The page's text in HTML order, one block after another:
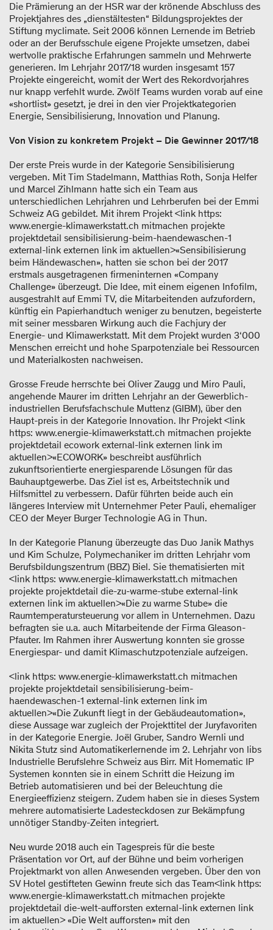
Die Prämierung an der HSR war der krönende Abschluss des
Projektjahres des „dienstältesten“ Bildungsprojektes der
Stiftung myclimate. Seit 2006 können Lernende im Betrieb
oder an der Berufsschule eigene Projekte umsetzen, dabei
wertvolle praktische Erfahrungen sammeln und Mehrwerte
generieren. Im Lehrjahr 2017/18 wurden insgesamt 157
Projekte eingereicht, womit der Wert des Rekordvorjahres
nur knapp verfehlt wurde. Zwölf Teams wurden vorab auf eine
«shortlist» gesetzt, je drei in den vier Projektkategorien
Energie, Sensibilisierung, Innovation und Planung.
Von Vision zu konkretem Projekt – Die Gewinner 2017/18
Der erste Preis wurde in der Kategorie Sensibilisierung
vergeben. Mit Tim Stadelmann, Matthias Roth, Sonja Helfer
und Marcel Zihlmann hatte sich ein Team aus
unterschiedlichen Lehrjahren und Lehrberufen bei der Emmi
Schweiz AG gebildet. Mit ihrem Projekt <link https:
www.energie-klimawerkstatt.ch mitmachen projekte
projektdetail sensibilisierung-beim-haendewaschen-1
external-link externen link im aktuellen>«Sensibilisierung
beim Händewaschen», hatten sie schon bei der 2017
erstmals ausgetragenen firmeninternen «Company
Challenge» überzeugt. Die Idee, mit einem eigenen Infofilm,
ausgestrahlt auf Emmi TV, die Mitarbeitenden aufzufordern,
künftig ein Papierhandtuch weniger zu benutzen, begeisterte
mit seiner messbaren Wirkung auch die Fachjury der
Energie- und Klimawerkstatt. Mit dem Projekt wurden 3‘000
Menschen erreicht und hohe Sparpotenziale bei Ressourcen
und Materialkosten nachweisen.
Grosse Freude herrschte bei Oliver Zaugg und Miro Pauli,
angehende Maurer im dritten Lehrjahr an der Gewerblich-
industriellen Berufsfachschule Muttenz (GIBM), über den
Haupt-preis in der Kategorie Innovation. Ihr Projekt <link
https: www.energie-klimawerkstatt.ch mitmachen projekte
projektdetail ecowork external-link externen link im
aktuellen>«ECOWORK» beschreibt ausführlich
zukunftsorientierte energiesparende Lösungen für das
Bauhauptgewerbe. Das Ziel ist es, Arbeitstechnik und
Hilfsmittel zu verbessern. Dafür führten beide auch ein
längeres Interview mit Unternehmer Peter Pauli, ehemaliger
CEO der Meyer Burger Technologie AG in Thun.
In der Kategorie Planung überzeugte das Duo Janik Mathys
und Kim Schulze, Polymechaniker im dritten Lehrjahr vom
Berufsbildungszentrum (BBZ) Biel. Sie thematisierten mit
<link https: www.energie-klimawerkstatt.ch mitmachen
projekte projektdetail die-zu-warme-stube external-link
externen link im aktuellen>«Die zu warme Stube» die
Raumtemperatursteuerung vor allem in Unternehmen. Dazu
befragten sie u.a. auch Mitarbeitende der Firma Gleason-
Pfauter. Im Rahmen ihrer Auswertung konnten sie grosse
Energiespar- und damit Klimaschutzpotenziale aufzeigen.
<link https: www.energie-klimawerkstatt.ch mitmachen
projekte projektdetail sensibilisierung-beim-
haendewaschen-1 external-link externen link im
aktuellen>«Die Zukunft liegt in der Gebäudeautomation»,
diese Aussage war zugleich der Projekttitel der Juryfavoriten
in der Kategorie Energie. Joël Gruber, Sandro Wernli und
Nikita Stutz sind Automatikerlernende im 2. Lehrjahr von libs
Industrielle Berufslehre Schweiz aus Birr. Mit Homematic IP
Systemen konnten sie in einem Schritt die Heizung im
Betrieb automatisieren und bei der Beleuchtung die
Energieeffizienz steigern. Zudem haben sie in dieses System
mehrere automatisierte Ladesteckdosen zur Bekämpfung
unnötiger Standby-Zeiten integriert.
Neu wurde 2018 auch ein Tagespreis für die beste
Präsentation vor Ort, auf der Bühne und beim vorherigen
Projektmarkt von allen Anwesenden vergeben. Über den von
SV Hotel gestifteten Gewinn freute sich das Team<link https:
www.energie-klimawerkstatt.ch mitmachen projekte
projektdetail die-welt-aufforsten external-link externen link
im aktuellen> «Die Welt aufforsten» mit den